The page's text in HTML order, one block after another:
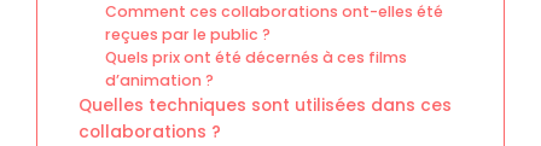
Comment ces collaborations ont-elles été
reçues par le public ?
Quels prix ont été décernés à ces films
d’animation ?
Quelles techniques sont utilisées dans ces
collaborations ?